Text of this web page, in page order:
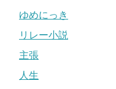
ゆめにっき
リレー小説
主張
人生